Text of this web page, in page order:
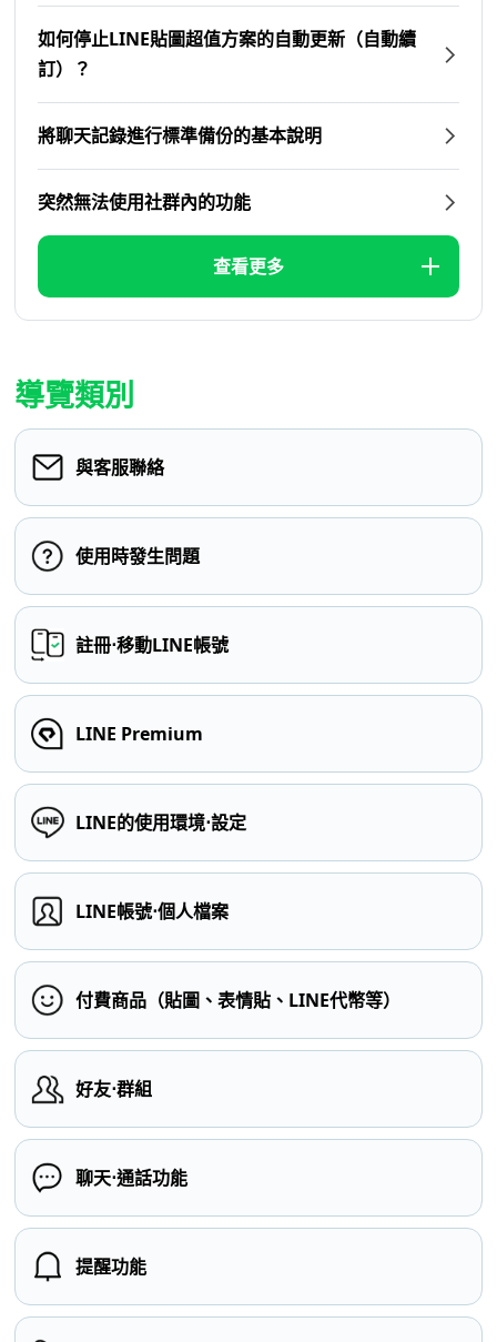
如何停止LINE貼圖超值方案的自動更新（自動續
訂）？
將聊天記錄進行標準備份的基本說明
突然無法使用社群內的功能
查看更多
導覽類別
與客服聯絡
使用時發生問題
註冊⋅移動LINE帳號
LINE Premium
LINE的使用環境⋅設定
LINE帳號⋅個人檔案
付費商品（貼圖、表情貼、LINE代幣等）
好友⋅群組
聊天⋅通話功能
提醒功能